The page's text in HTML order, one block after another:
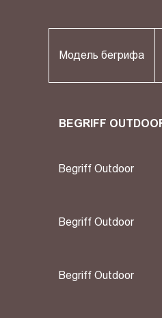
Модель бегрифа
BEGRIFF
Begriff Outdoor
Begriff Outdoor
Begriff Outdoor